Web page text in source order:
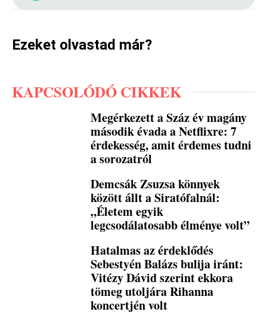
Ezeket olvastad már?
KAPCSOLÓDÓ CIKKEK
Megérkezett a Száz év magány
második évada a Netflixre: 7
érdekesség, amit érdemes tudni
a sorozatról
Demcsák Zsuzsa könnyek
között állt a Siratófalnál:
„Életem egyik
legcsodálatosabb élménye volt”
Hatalmas az érdeklődés
Sebestyén Balázs bulija iránt:
Vitézy Dávid szerint ekkora
tömeg utoljára Rihanna
koncertjén volt